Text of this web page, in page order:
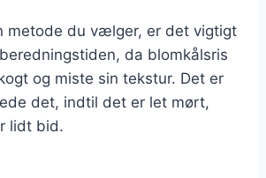
metode du vælger, er det vigtigt
da blomkålsris
og miste sin tekstur. Det er
det, indtil det er let mørt,
lidt bid.